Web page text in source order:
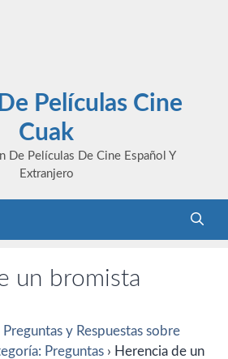
Películas Cine
Cuak
De Películas De Cine Español Y
Extranjero
un bromista
y Respuestas sobre
Preguntas › Herencia de un